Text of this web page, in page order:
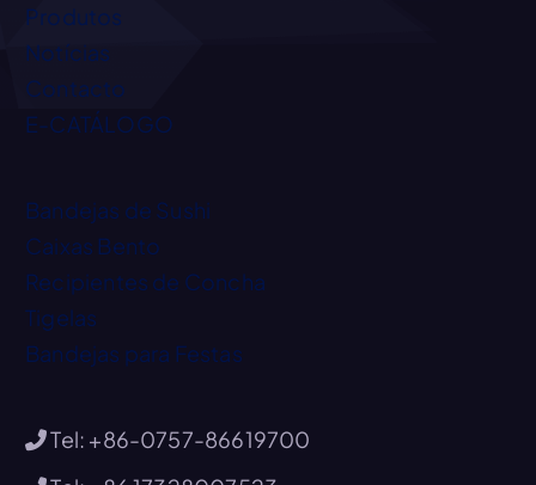
Produtos
Notícias
Contacto
E-CATÁLOGO
Bandejas de Sushi
Caixas Bento
Recipientes de Concha
Tigelas
Bandejas para Festas
Tel: +86-0757-86619700